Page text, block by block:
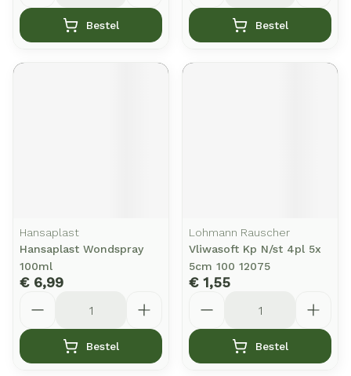
Bestel Bestel
Hansaplast
Hansaplast Wondspray
100ml
€ 6,99
Bestel
Lohmann Rauscher
Vliwasoft Kp N/st 4pl 5x
5cm 100 12075
€ 1,55
Bestel